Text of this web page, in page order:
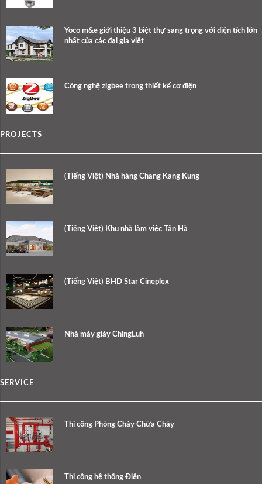
Yoco m&e giới thiệu 3 biệt thự sang trọng với diện tích lớn
nhất của các đại gia việt
Công nghệ zigbee trong thiết kế cơ điện
PROJECTS
(Tiếng Việt) Nhà hàng Chang Kang Kung
(Tiếng Việt) Khu nhà làm việc Tân Hà
(Tiếng Việt) BHD Star Cineplex
Nhà máy giày ChingLuh
SERVICE
Thi công Phòng Cháy Chữa Cháy
Thi công hệ thống Điện